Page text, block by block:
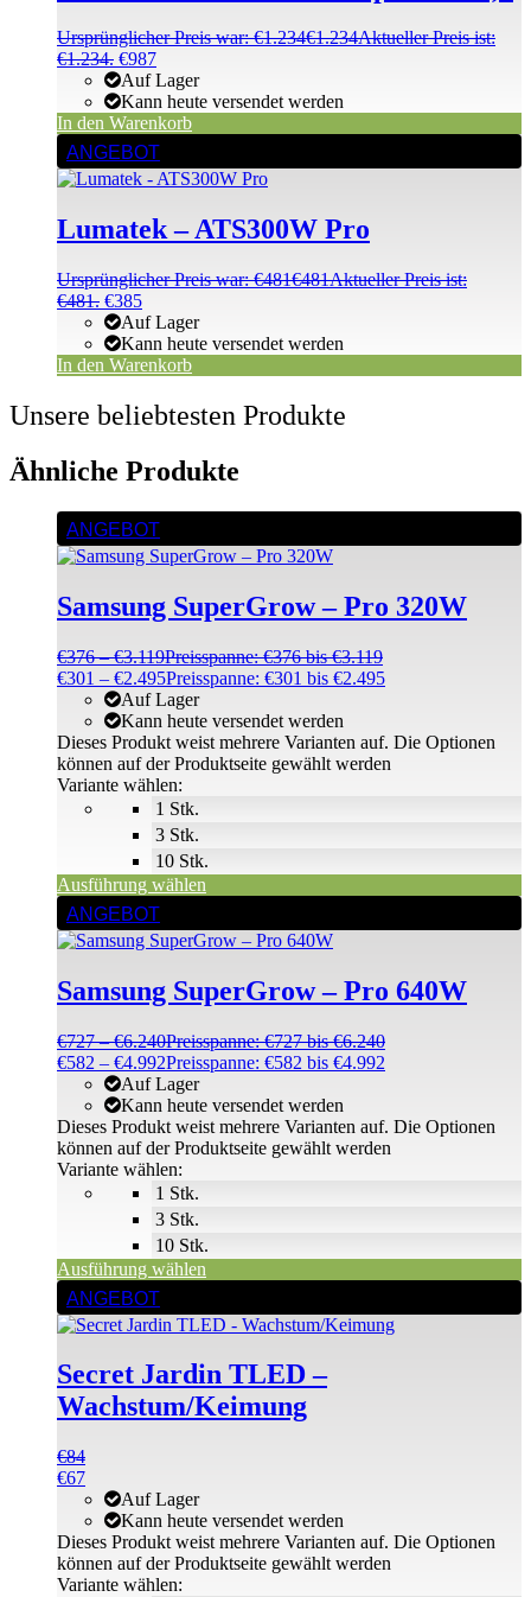
Ursprünglicher Preis war: €1.234€1.234Aktueller Preis ist:
€1.234. €987
Auf Lager
Kann heute versendet werden
In den Warenkorb
ANGEBOT
Lumatek – ATS300W Pro
Ursprünglicher Preis war: €481€481Aktueller Preis ist:
€481. €385
Auf Lager
Kann heute versendet werden
In den Warenkorb
Unsere beliebtesten Produkte
Ähnliche Produkte
ANGEBOT
Samsung SuperGrow – Pro 320W
€376 –€3.119Preisspanne: €376 bis €3.119
€301 – €2.495Preisspanne: €301 bis €2.495
1 Stk.
3 Stk.
10 Stk.
Auf Lager
Kann heute versendet werden
Variante wählen:
Ausführung wählen
Dieses Produkt weist mehrere Varianten auf. Die Optionen
können auf der Produktseite gewählt werden
ANGEBOT
Samsung SuperGrow – Pro 640W
€727 –€6.240Preisspanne: €727 bis €6.240
€582 – €4.992Preisspanne: €582 bis €4.992
1 Stk.
3 Stk.
10 Stk.
Auf Lager
Kann heute versendet werden
Variante wählen:
Ausführung wählen
Dieses Produkt weist mehrere Varianten auf. Die Optionen
können auf der Produktseite gewählt werden
ANGEBOT
Secret Jardin TLED –
Wachstum/Keimung
€84
€67
Auf Lager
Kann heute versendet werden
Variante wählen:
Dieses Produkt weist mehrere Varianten auf. Die Optionen
können auf der Produktseite gewählt werden